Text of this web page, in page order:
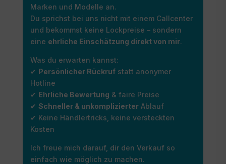
Marken und Modelle an.
Du sprichst bei uns nicht mit einem Callcenter
und bekommst keine Lockpreise – sondern
eine ehrliche Einschätzung direkt von mir.
Was du erwarten kannst:
✔ Persönlicher Rückrufstatt anonymer
Hotline
✔ Ehrliche Bewertung & faire Preise
✔ Schneller & unkomplizierterAblauf
✔ Keine Händlertricks, keine versteckten
Kosten
Ich freue mich darauf, dir den Verkauf so
einfach wie möglich zu machen.